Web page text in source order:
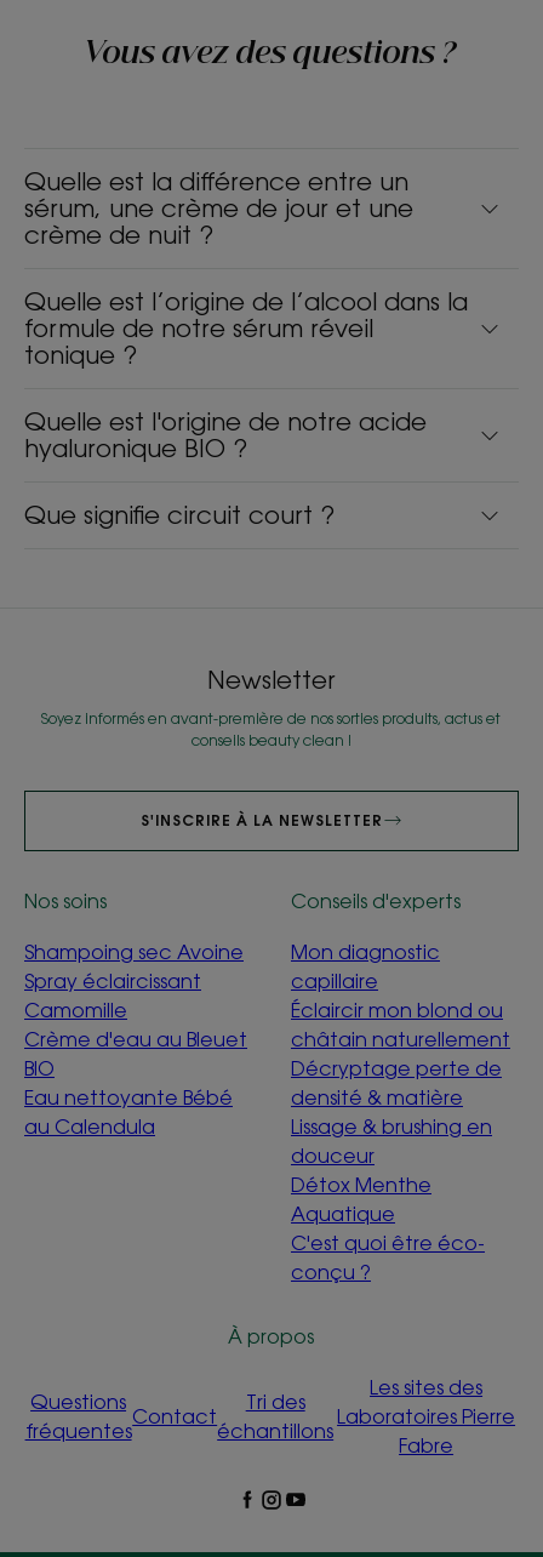
Vous avez des questions ?
Quelle est la différence entre un
sérum, une crème de jour et une
crème de nuit ?
Quelle est l’origine de l’alcool dans la
formule de notre sérum réveil
tonique ?
Quelle est l'origine de notre acide
hyaluronique BIO ?
Que signifie circuit court ?
Newsletter
Soyez informés en avant-première de nos sorties produits, actus et
conseils beauty clean !
S'INSCRIRE À LA NEWSLETTER
Nos soins
Shampoing sec Avoine
Spray éclaircissant
Camomille
Crème d'eau au Bleuet
BIO
Eau nettoyante Bébé
au Calendula
Conseils d'experts
Mon diagnostic
capillaire
Éclaircir mon blond ou
châtain naturellement
Décryptage perte de
densité & matière
Lissage & brushing en
douceur
Détox Menthe
Aquatique
C'est quoi être éco-
conçu ?
À propos
Questions
fréquentes
Contact
Tri des
échantillons
Les sites des
Laboratoires Pierre
Fabre